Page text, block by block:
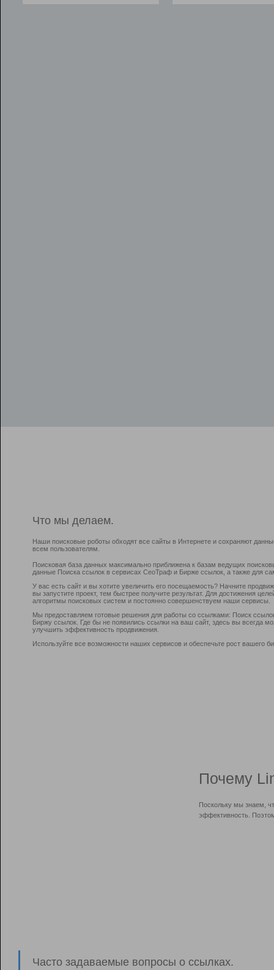
Что мы делаем.
Наши поисковые роботы обходят все сайты в Интернете и сохраняют
всем пользователям.
Поисковая база данных максимально приближена к базам ведущих
данные Поиска ссылок в сервисах СеоТраф и Бирже ссылок, а также для
У вас есть сайт и вы хотите увеличить его посещаемость? Начните
вы запустите проект, тем быстрее получите результат. Для достижения
алгоритмы поисковых систем и постоянно совершенствуем наши сервисы.
Мы предоставляем готовые решения для работы со ссылками: Поиск
Биржу ссылок. Где бы не появились ссылки на ваш сайт, здесь вы всегда
улучшить эффективность продвижения.
Используйте все возможности наших сервисов и обеспечьте рост вашего
Почему
Поскольку мы знаем,
эффективность.
Часто задаваемые вопросы о ссылках.